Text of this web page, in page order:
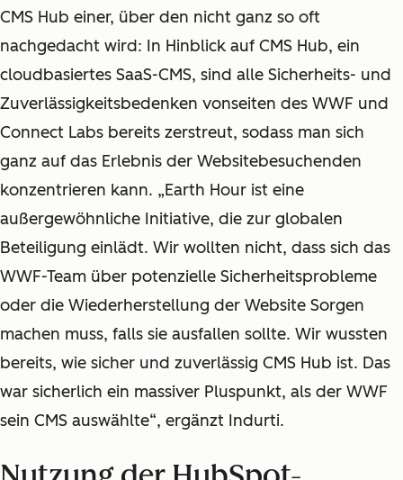
CMS Hub einer, über den nicht ganz so oft
nachgedacht wird: In Hinblick auf CMS Hub, ein
cloudbasiertes SaaS-CMS, sind alle Sicherheits- und
Zuverlässigkeitsbedenken vonseiten des WWF und
Connect Labs bereits zerstreut, sodass man sich
ganz auf das Erlebnis der Websitebesuchenden
konzentrieren kann. „Earth Hour ist eine
außergewöhnliche Initiative, die zur globalen
Beteiligung einlädt. Wir wollten nicht, dass sich das
WWF-Team über potenzielle Sicherheitsprobleme
oder die Wiederherstellung der Website Sorgen
machen muss, falls sie ausfallen sollte. Wir wussten
bereits, wie sicher und zuverlässig CMS Hub ist. Das
war sicherlich ein massiver Pluspunkt, als der WWF
sein CMS auswählte“, ergänzt Indurti.